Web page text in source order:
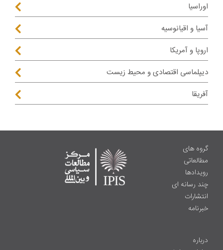
اوراسیا
آسیا و اقیانوسیه
اروپا و آمریکا
دیپلماسی اقتصادی و محیط زیست
آفریقا
گروه های
مطالعاتی
رویدادها
چند رسانه ای
انتشارات
خبرنامه
درباره